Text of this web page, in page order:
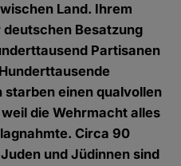
Land. Ihrem
Besatzung
Partisanen
starben einen qualvollen
die Wehrmacht alles
Circa 90
und Jüdinnen sind